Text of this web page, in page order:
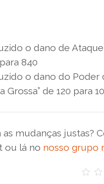
o dano de
840
o dano do Poder
Grossa” de 120 para
as mudanças justas?
ou lá no nosso grupo